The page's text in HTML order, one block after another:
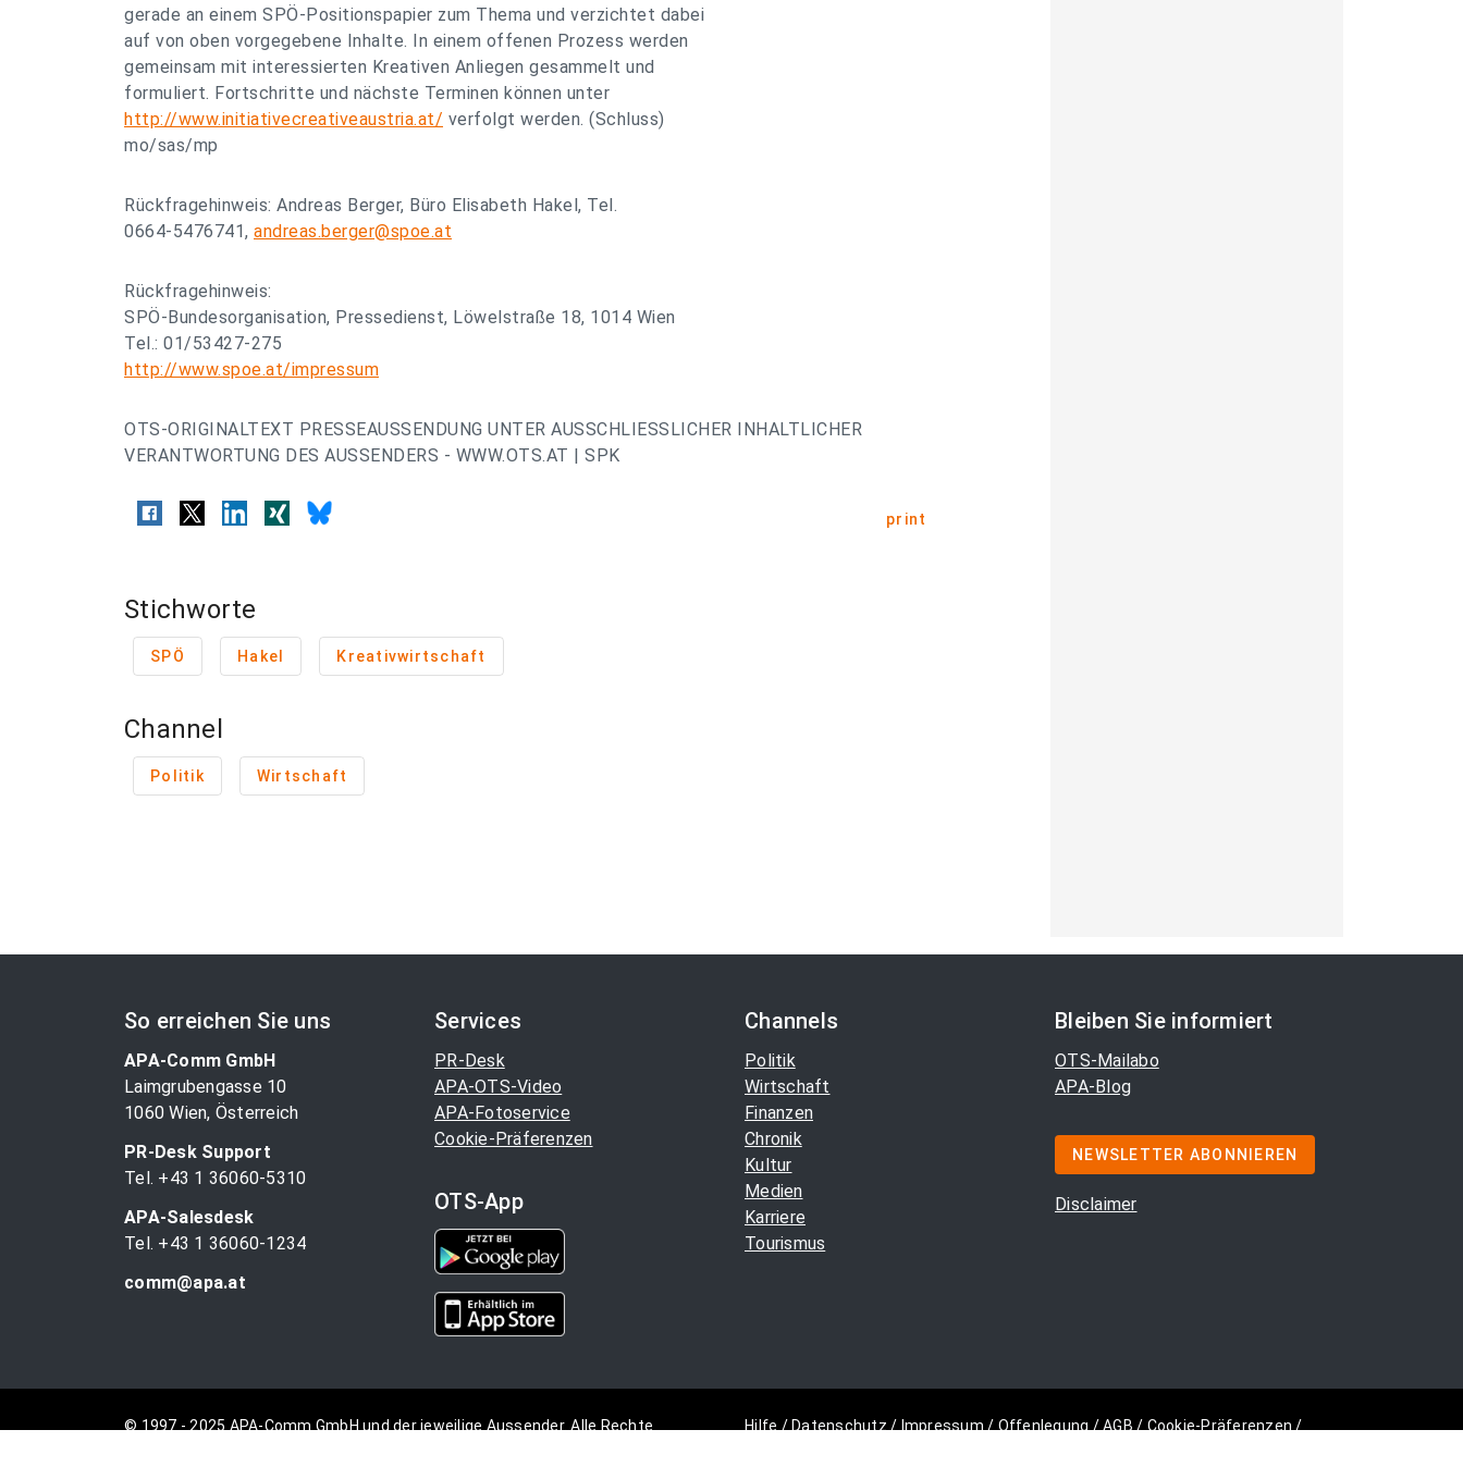
gerade an einem SPÖ-Positionspapier zum Thema und verzichtet dabei
auf von oben vorgegebene Inhalte. In einem offenen Prozess werden
gemeinsam mit interessierten Kreativen Anliegen gesammelt und
formuliert. Fortschritte und nächste Terminen können unter
http://www.initiativecreativeaustria.at/ verfolgt werden. (Schluss)
mo/sas/mp
Rückfragehinweis: Andreas Berger, Büro Elisabeth Hakel, Tel.
0664-5476741, andreas.berger@spoe.at
Rückfragehinweis:
SPÖ-Bundesorganisation, Pressedienst, Löwelstraße 18, 1014 Wien
Tel.: 01/53427-275
http://www.spoe.at/impressum
OTS-ORIGINALTEXT PRESSEAUSSENDUNG UNTER AUSSCHLIESSLICHER INHALTLICHER
VERANTWORTUNG DES AUSSENDERS - WWW.OTS.AT | SPK
print
Stichworte
SPÖ Hakel Kreativwirtschaft
Channel
Politik Wirtschaft
So erreichen Sie uns
APA-Comm GmbH
Laimgrubengasse 10
1060 Wien, Österreich
PR-Desk Support
Tel. +43 1 36060-5310
APA-Salesdesk
Tel. +43 1 36060-1234
comm@apa.at
Services
PR-Desk
APA-OTS-Video
APA-Fotoservice
Cookie-Präferenzen
OTS-App
Channels
Politik
Wirtschaft
Finanzen
Chronik
Kultur
Medien
Karriere
Tourismus
Bleiben Sie informiert
OTS-Mailabo
APA-Blog
NEWSLETTER ABONNIEREN
Disclaimer
© 1997 - 2025 APA-Comm GmbH und der jeweilige Aussender. Alle Rechte
Hilfe/Datenschutz/Impressum/Offenlegung/AGB/Cookie-Präferenzen/